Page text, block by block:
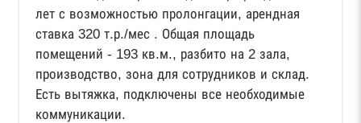
лет с возможностью пролонгации, арендная
ставка 320 т.р./мес . Общая площадь
помещений - 193 кв.м., разбито на 2 зала,
производство, зона для сотрудников и склад.
Есть вытяжка, подключены все необходимые
коммуникации.